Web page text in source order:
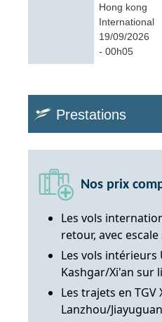
Hong kong
International
19/09/2026
- 00h05
Prestations
Nos prix
Les vols
retour, avec
Les vols intérieurs
Kashgar/Xi'an sur
Les trajets en TGV
Lanzhou/